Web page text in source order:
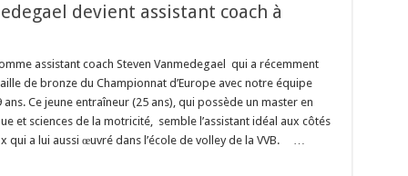
devient assistant coach à
assistant coach Steven Vanmedegael qui a récemment
de bronze du Championnat d’Europe avec notre équipe
Ce jeune entraîneur (25 ans), qui possède un master en
et sciences de la motricité, semble l’assistant idéal aux côtés
qui a lui aussi œuvré dans l’école de volley de la VVB. …